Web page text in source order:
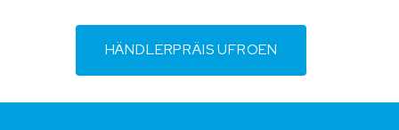
HÄNDLERPRÄIS UFROEN